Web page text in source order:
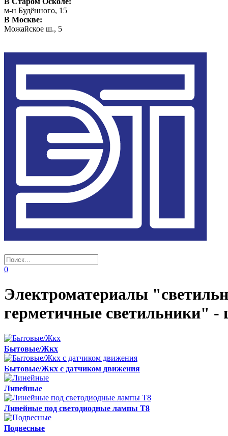
м-н Будённого, 15
В Москве:
Можайское ш., 5
0
Электроматериалы
герметичные светильники" -
Бытовые/Жкх
Бытовые/Жкх с датчиком движения
Линейные
Линейные под светодиодные лампы Т8
Подвесные